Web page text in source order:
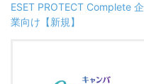
ESET PROTECT Complete 企
業向け【新規】